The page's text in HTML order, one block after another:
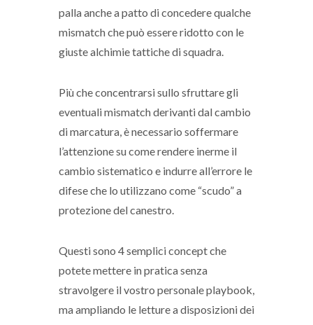
palla anche a patto di concedere qualche
mismatch che può essere ridotto con le
giuste alchimie tattiche di squadra.
Più che concentrarsi sullo sfruttare gli
eventuali mismatch derivanti dal cambio
di marcatura, è necessario soffermare
l’attenzione su come rendere inerme il
cambio sistematico e indurre all’errore le
difese che lo utilizzano come “scudo” a
protezione del canestro.
Questi sono 4 semplici concept che
potete mettere in pratica senza
stravolgere il vostro personale playbook,
ma ampliando le letture a disposizioni dei